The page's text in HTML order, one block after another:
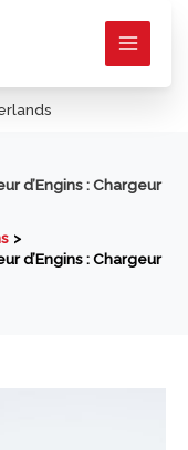
d’Engins : Chargeur
d’Engins : Chargeur